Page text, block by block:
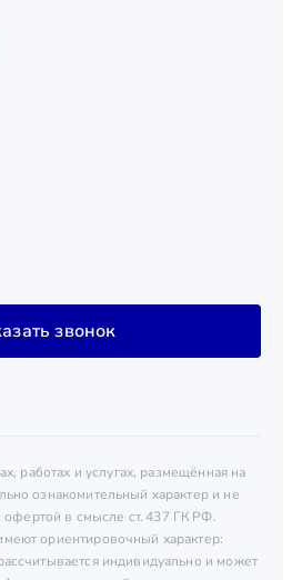
звонок
работах и услугах, размещённая на
ознакомительный характер и не
офертой в смысле ст. 437 ГК РФ.
ориентировочный характер:
индивидуально и может